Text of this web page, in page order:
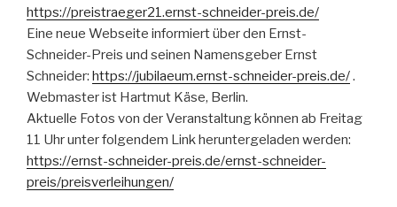
https://preistraeger21.ernst-schneider-preis.de/
Eine neue Webseite informiert über den Ernst-
Schneider-Preis und seinen Namensgeber Ernst
Schneider: https://jubilaeum.ernst-schneider-preis.de/.
Webmaster ist Hartmut Käse, Berlin.
Aktuelle Fotos von der Veranstaltung können ab Freitag
11 Uhr unter folgendem Link heruntergeladen werden:
https://ernst-schneider-preis.de/ernst-schneider-
preis/preisverleihungen/